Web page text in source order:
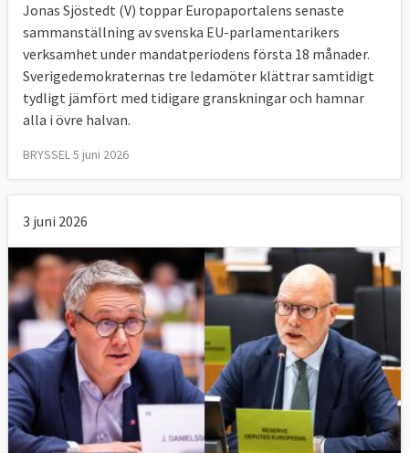
Jonas Sjöstedt (V) toppar Europaportalens senaste
sammanställning av svenska EU-parlamentarikers
verksamhet under mandatperiodens första 18 månader.
Sverigedemokraternas tre ledamöter klättrar samtidigt
tydligt jämfört med tidigare granskningar och hamnar
alla i övre halvan.
BRYSSEL 5 juni 2026
3 juni 2026